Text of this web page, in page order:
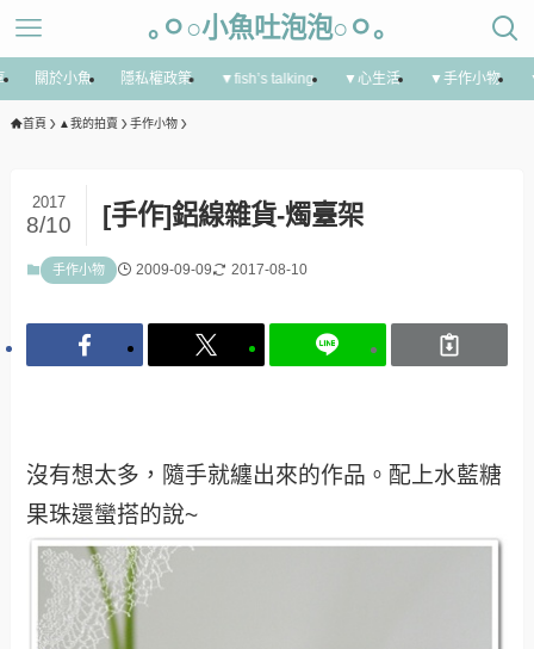
｡ㅇ○小魚吐泡泡○ㅇ｡
關於小魚 隱私權政策 ▼fish’s talking ▼心生活 ▼手作小物
首頁 ▲我的拍賣 手作小物
[手作]鋁線雜貨-燭臺架
2017
8/10
手作小物 2009-09-09 2017-08-10
沒有想太多，隨手就纏出來的作品。配上水藍糖
果珠還蠻搭的說~